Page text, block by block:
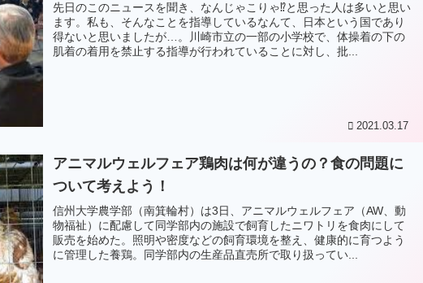
先日のこのニュースを聞き、なんじゃこりゃ⁉と思った人は多いと思い
ます。私も、そんなことを指導しているなんて、日本という国であり
得ないと思いましたが…。川崎市立の一部の小学校で、体操着の下の
肌着の着用を禁止する指導が行われていることに対し、批...
2021.03.17
アニマルウェルフェア鶏肉は何が違うの？食の問題に
ついて考えよう！
信州大学農学部（南箕輪村）は3日、アニマルウェルフェア（AW、動
物福祉）に配慮して同学部内の施設で飼育したニワトリを食肉にして
販売を始めた。照明や密度などの飼育環境を整え、健康的に育つよう
に管理した養鶏。同学部内の生産品直売所で取り扱ってい...